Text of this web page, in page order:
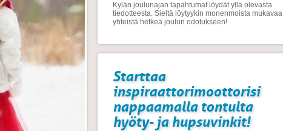
Kylän joulunajan tapahtumat löydät yllä olevasta
tiedotteesta. Sieltä löytyykin monenmoista mukavaa
yhteistä hetkeä joulun odotukseen!
Starttaa
inspiraattorimoottorisi
nappaamalla tontulta
hyöty- ja hupsuvinkit!